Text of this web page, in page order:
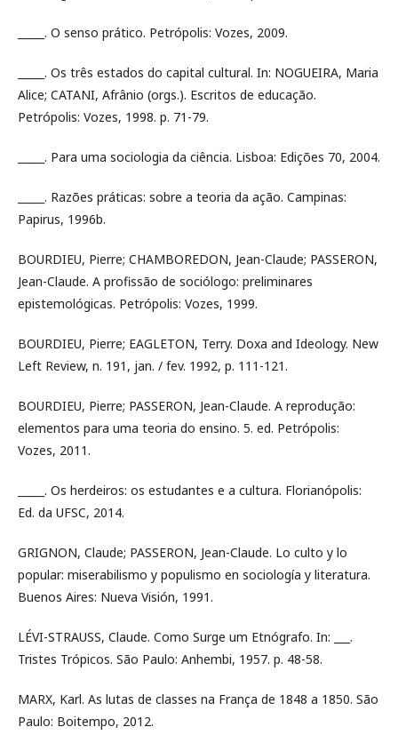
_____. O senso prático. Petrópolis: Vozes, 2009.
_____. Os três estados do capital cultural. In: NOGUEIRA, Maria
Alice; CATANI, Afrânio (orgs.). Escritos de educação.
Petrópolis: Vozes, 1998. p. 71-79.
_____. Para uma sociologia da ciência. Lisboa: Edições 70, 2004.
_____. Razões práticas: sobre a teoria da ação. Campinas:
Papirus, 1996b.
BOURDIEU, Pierre; CHAMBOREDON, Jean-Claude; PASSERON,
Jean-Claude. A profissão de sociólogo: preliminares
epistemológicas. Petrópolis: Vozes, 1999.
BOURDIEU, Pierre; EAGLETON, Terry. Doxa and Ideology. New
Left Review, n. 191, jan. / fev. 1992, p. 111-121.
BOURDIEU, Pierre; PASSERON, Jean-Claude. A reprodução:
elementos para uma teoria do ensino. 5. ed. Petrópolis:
Vozes, 2011.
_____. Os herdeiros: os estudantes e a cultura. Florianópolis:
Ed. da UFSC, 2014.
GRIGNON, Claude; PASSERON, Jean-Claude. Lo culto y lo
popular: miserabilismo y populismo en sociología y literatura.
Buenos Aires: Nueva Visión, 1991.
LÉVI-STRAUSS, Claude. Como Surge um Etnógrafo. In: ___.
Tristes Trópicos. São Paulo: Anhembi, 1957. p. 48-58.
MARX, Karl. As lutas de classes na França de 1848 a 1850. São
Paulo: Boitempo, 2012.